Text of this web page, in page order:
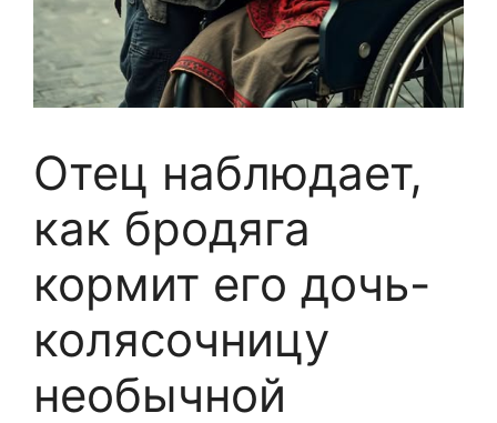
Отец наблюдает,
как бродяга
кормит его дочь-
колясочницу
необычной